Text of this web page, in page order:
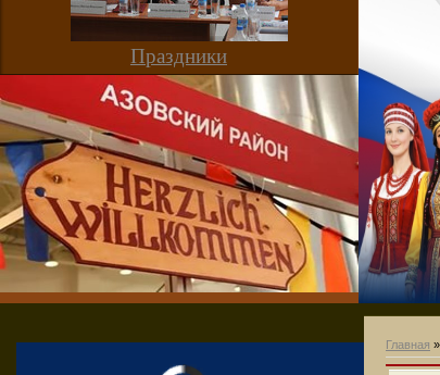
Праздники
Главная »